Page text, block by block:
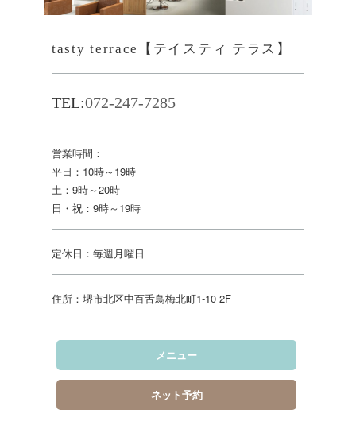
tasty terrace【テイスティ テラス】
TEL:072-247-7285
営業時間：
平日：10時～19時
土：9時～20時
日・祝：9時～19時
定休日：毎週月曜日
住所：堺市北区中百舌鳥梅北町1-10 2F
メニュー
ネット予約